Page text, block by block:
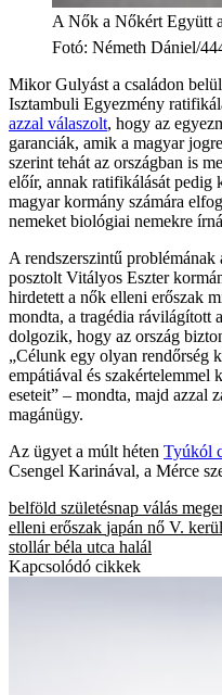
A Nők a Nőkért Együtt
Fotó: Németh Dániel/
Mikor Gulyást a családon
Isztambuli Egyezmény
azzal válaszolt, hogy az
garanciák, amik a magyar
szerint tehát az országban is
előír, annak ratifikálását pedig
magyar kormány számára
nemeket biológiai nemekre
A rendszerszintű problémának
posztolt Vitályos Eszter
hirdetett a nők elleni erőszak
mondta, a tragédia rávilágított
dolgozik, hogy az ország
„Célunk egy olyan rendőrség
empátiával és szakértelemmel
eseteit” – mondta, majd azzal
magánügy.
Az ügyet a múlt héten Tyúkól
Csengel Karinával, a Mérce
belföld születésnap válás
elleni erőszak japán nő V.
stollár béla utca halál
Kapcsolódó cikkek